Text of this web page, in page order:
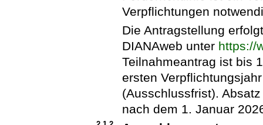
Verpflichtungen
Die Antragstellung
DIANAweb unter https://
Teilnahmeantrag ist bis
ersten
(Ausschlussfrist).
nach dem 1. Januar